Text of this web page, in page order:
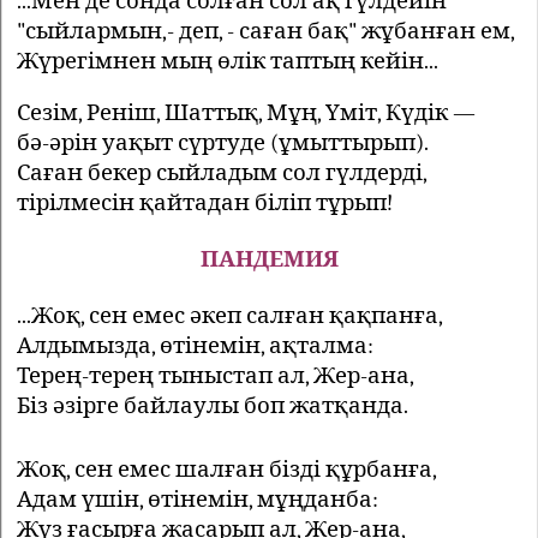
"сыйлармын,- деп, - саған бақ" жұбанған ем,
Жүрегімнен мың өлік таптың кейін...
Сезім, Реніш, Шаттық, Мұң, Үміт, Күдік —
бә-әрін уақыт сүртуде (ұмыттырып).
Саған бекер сыйладым сол гүлдерді,
тірілмесін қайтадан біліп тұрып!
ПАНДЕМИЯ
...Жоқ, сен емес әкеп салған қақпанға,
Алдымызда, өтінемін, ақталма:
Терең-терең тыныстап ал, Жер-ана,
Біз әзірге байлаулы боп жатқанда.
Жоқ, сен емес шалған бізді құрбанға,
Адам үшін, өтінемін, мұңданба:
Жүз ғасырға жасарып ал, Жер-ана,